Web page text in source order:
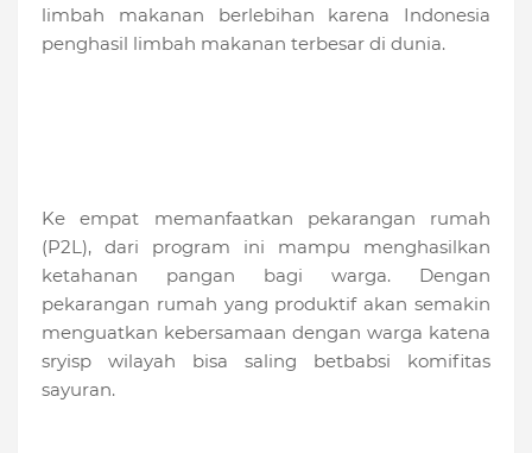
limbah makanan berlebihan karena Indonesia
penghasil limbah makanan terbesar di dunia.
Ke empat memanfaatkan pekarangan rumah
(P2L), dari program ini mampu menghasilkan
ketahanan pangan bagi warga. Dengan
pekarangan rumah yang produktif akan semakin
menguatkan kebersamaan dengan warga katena
sryisp wilayah bisa saling betbabsi komifitas
sayuran.